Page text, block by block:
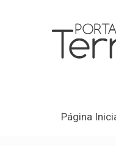
Página